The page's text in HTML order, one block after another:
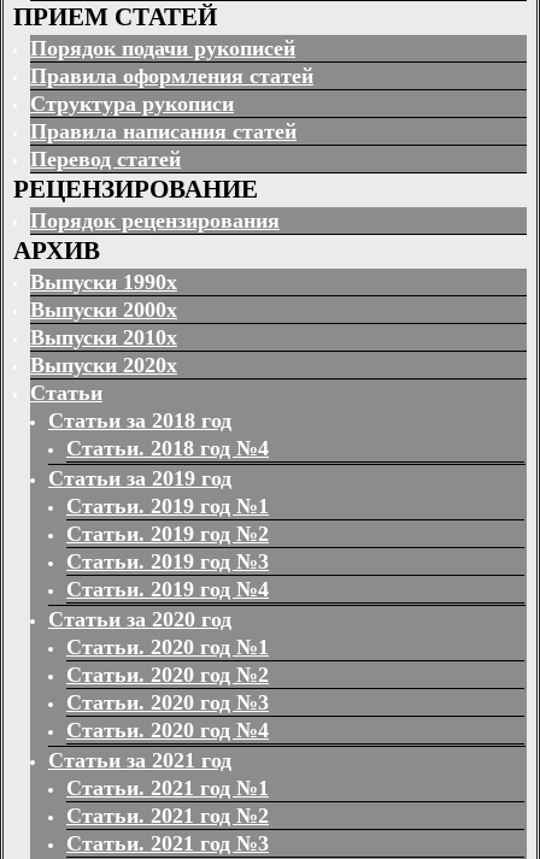
ПРИЕМ СТАТЕЙ
Порядок подачи рукописей
Правила оформления статей
Структура рукописи
Правила написания статей
Перевод статей
РЕЦЕНЗИРОВАНИЕ
Порядок рецензирования
АРХИВ
Выпуски 1990х
Выпуски 2000х
Выпуски 2010х
Выпуски 2020х
Статьи
Статьи за 2018 год
Статьи. 2018 год №4
Статьи за 2019 год
Статьи. 2019 год №1
Статьи. 2019 год №2
Статьи. 2019 год №3
Статьи. 2019 год №4
Статьи за 2020 год
Статьи. 2020 год №1
Статьи. 2020 год №2
Статьи. 2020 год №3
Статьи. 2020 год №4
Статьи за 2021 год
Статьи. 2021 год №1
Статьи. 2021 год №2
Статьи. 2021 год №3